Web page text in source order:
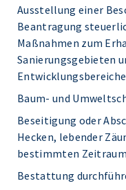
Ausstellung einer
Beantragung
Maßnahmen zum
Sanierungsgebieten
Baum- und
Beseitigung oder
Hecken, lebender
bestimmten
Bestattung